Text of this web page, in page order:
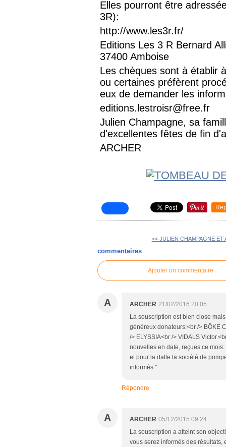
Elles pourront être
3R):
http://www.les3r.fr/
Editions Les 3 R Bernard
37400 Amboise
Les chèques sont à établir
ou certaines préfèrent
eux de demander les
editions.lestroisr@free.fr
Julien Champagne, sa
d'excellentes fêtes de fin
ARCHER
<< JULIEN CHAMPAGNE ET
commentaires
Ajouter un commentaire
A ARCHER 21/02/2016 20:05
La souscription est bien close
généreux donateurs:<br /> BÖKE
/> ELYSSIA<br /> VIDALS
nouvelles en date, reçues ce
et pour la dalle la société de
informés."
Répondre
A ARCHER 05/12/2015 09:24
La souscription a atteint son
vous serez informés des résultats,